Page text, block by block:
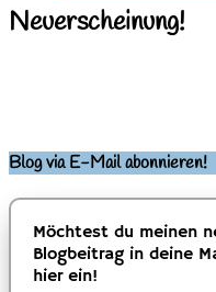
Neuerscheinung!
Blog via E-Mail abonnieren!
Möchtest du meinen
Blogbeitrag in deine
hier ein!